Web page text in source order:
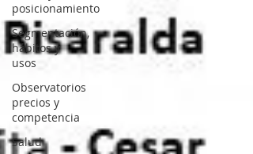
posicionamiento
Segmentación,
hábitos y
usos
Observatorios
precios y
competencia
Salud